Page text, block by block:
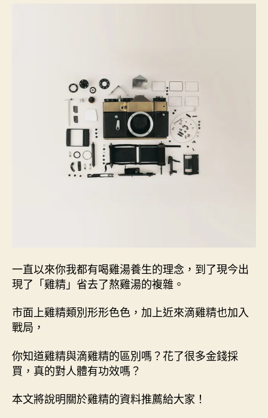
佈
一直以來你我都有喝雞湯養生的理念，到了現今出
現了「雞精」省去了熬雞湯的複雜。
市面上雞精類別形形色色，加上近來滴雞精也加入
戰局，
你知道雞精與滴雞精的區別嗎？花了很多金錢採
買，真的對人體有功效嗎？
本文將說明關於雞精的資料推薦給大家！